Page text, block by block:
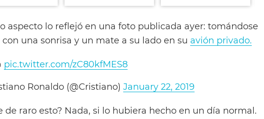
aspecto lo reflejó en una foto publicada ayer: tomándose
con una sonrisa y un mate a su lado en su avión privado.
pic.twitter.com/zC80kfMES8
Ronaldo (@Cristiano) January 22, 2019
de raro esto? Nada, si lo hubiera hecho en un día normal.